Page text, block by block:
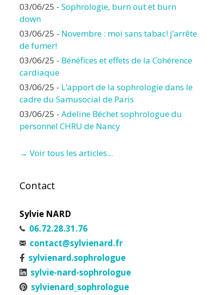
03/06/25 - Sophrologie, burn out et burn
down
03/06/25 - Novembre : moi sans tabac! j’arrête
de fumer!
03/06/25 - Bénéfices et effets de la Cohérence
cardiaque
03/06/25 - L’apport de la sophrologie dans le
cadre du Samusocial de Paris
03/06/25 - Adeline Béchet sophrologue du
personnel CHRU de Nancy
→ Voir tous les articles...
Contact
Sylvie NARD
06.72.28.31.76
contact@sylvienard.fr
sylvienard.sophrologue
sylvie-nard-sophrologue
sylvienard_sophrologue